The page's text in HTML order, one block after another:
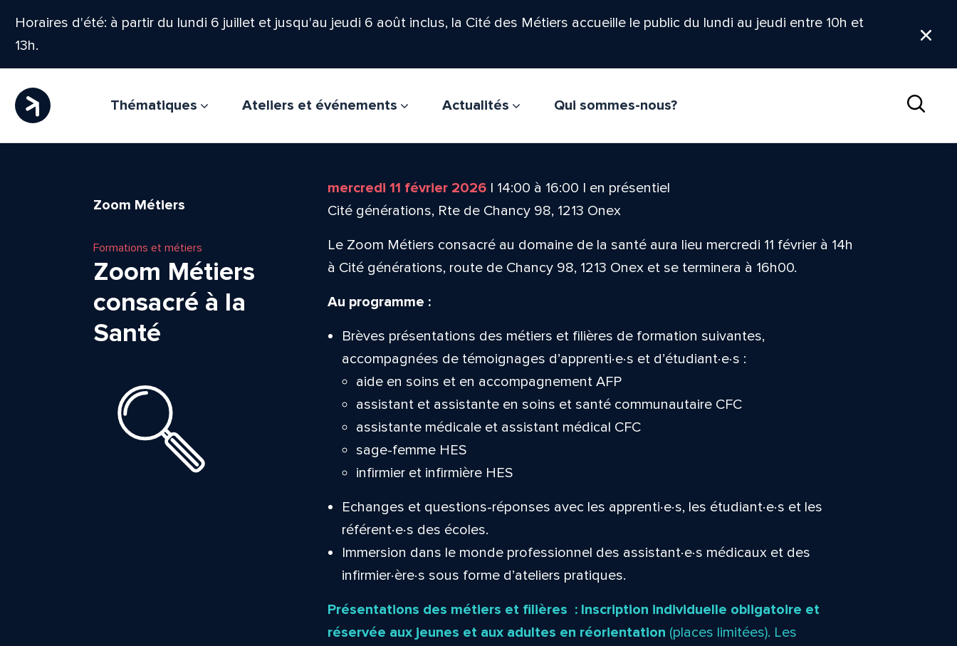
Horaires d'été: à partir du lundi 6 juillet et jusqu'au jeudi 6 août inclus, la Cité des Métiers accueille le public du lundi au jeudi entre 10h et
13h.
Thématiques Ateliers et événements Actualités
Qui sommes-nous?
Zoom Métiers
Formations et métiers
Zoom Métiers
consacré à la
Santé
mercredi 11 février 2026| 14:00 à 16:00 | en présentiel
Cité générations, Rte de Chancy 98, 1213 Onex
Le Zoom Métiers consacré au domaine de la santé aura lieu mercredi 11 février à 14h
à Cité générations, route de Chancy 98, 1213 Onex et se terminera à 16h00.
Au programme :
Brèves présentations des métiers et filières de formation suivantes,
accompagnées de témoignages d’apprenti∙e∙s et d’étudiant∙e∙s :
aide en soins et en accompagnement AFP
assistant et assistante en soins et santé communautaire CFC
assistante médicale et assistant médical CFC
sage-femme HES
infirmier et infirmière HES
Echanges et questions-réponses avec les apprenti∙e∙s, les étudiant∙e∙s et les
référent∙e∙s des écoles.
Immersion dans le monde professionnel des assistant∙e∙s médicaux et des
infirmier∙ère∙s sous forme d’ateliers pratiques.
Présentations des métiers et filières : Inscription individuelle obligatoire et
réservée aux jeunes et aux adultes en réorientation (places limitées). Les